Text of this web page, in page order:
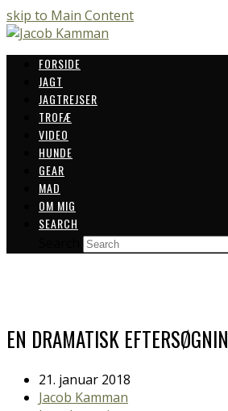
skip to Main Content
FORSIDE
JAGT
JAGTREJSER
TROFÆ
VIDEO
HUNDE
GEAR
MAD
OM MIG
SEARCH
EN DRAMATISK
21. januar 2018
Jacob Kamman